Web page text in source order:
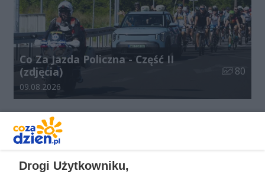
Co Za Jazda Policzna - Część II
(zdjęcia)
Liczba
80
Data dodania galerii:
09.08.2026
Drogi Użytkowniku,